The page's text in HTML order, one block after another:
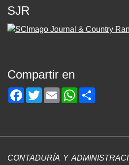
SJR
Compartir en
Facebook
TwitterEmailWhatsApp
CONTADURÍA Y